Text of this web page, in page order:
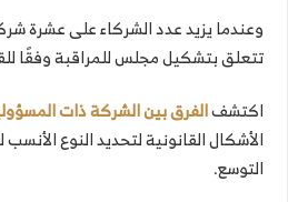
وعندما يزيد عدد الشركاء على عشرة
تتعلق بتشكيل مجلس للمراقبة وفقًا
اكتشفالفرق بين الشركة ذات
الأشكال القانونية لتحديد النوع
التوسع.